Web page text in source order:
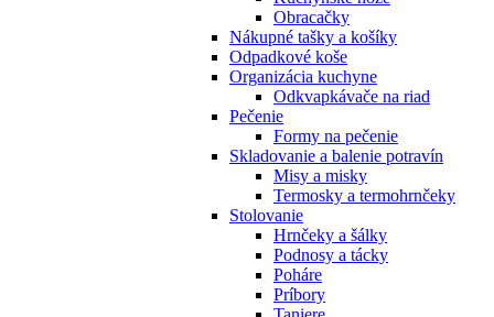
Obracačky
Nákupné tašky a košíky
Odpadkové koše
Organizácia kuchyne
Odkvapkávače na riad
Pečenie
Formy na pečenie
Skladovanie a balenie potravín
Misy a misky
Termosky a termohrnčeky
Stolovanie
Hrnčeky a šálky
Podnosy a tácky
Poháre
Príbory